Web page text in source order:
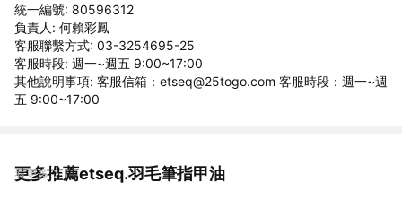
統一編號: 80596312
負責人: 何賴彩鳳
客服聯繫方式: 03-3254695-25
客服時段: 週一~週五 9:00~17:00
其他說明事項: 客服信箱：etseq@25togo.com 客服時段：週一~週
五 9:00~17:00
更多推薦etseq.羽毛筆指甲油
看更多